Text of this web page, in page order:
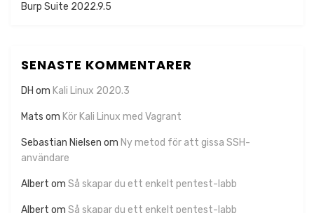
Burp Suite 2022.9.5
SENASTE KOMMENTARER
DH om Kali Linux 2020.3
Mats om Kör Kali Linux med Vagrant
Sebastian Nielsen om Ny metod för att gissa SSH-
användare
Albert om Så skapar du ett enkelt pentest-labb
Albert om Så skapar du ett enkelt pentest-labb